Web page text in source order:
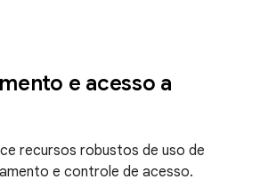
e acesso a
recursos robustos de uso de
e controle de acesso.